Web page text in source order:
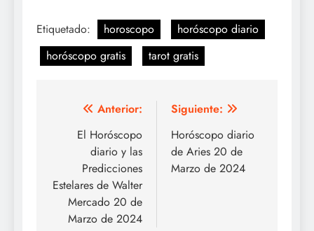
Etiquetado: horoscopo
horóscopo diario
horóscopo gratis
tarot gratis
Navegación
entradas
Anterior:
El Horóscopo
diario y las
Predicciones
Estelares de Walter
Mercado 20 de
Marzo de 2024
Siguiente:
Horóscopo diario
de Aries 20 de
Marzo de 2024